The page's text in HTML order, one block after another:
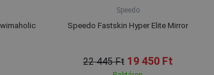
Speedo
Speedo Fastskin Hyper Elite Mirror
22 445 Ft 19 450 Ft